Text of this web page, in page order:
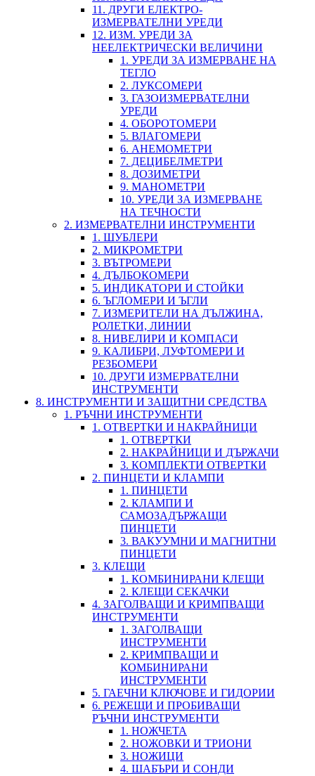
11. ДРУГИ ЕЛЕКТРО-
ИЗМЕРВАТЕЛНИ УРЕДИ
12. ИЗМ. УРЕДИ ЗА
НЕЕЛЕКТРИЧЕСКИ ВЕЛИЧИНИ
1. УРЕДИ ЗА ИЗМЕРВАНЕ НА
ТЕГЛО
2. ЛУКСОМЕРИ
3. ГАЗОИЗМЕРВАТЕЛНИ
УРЕДИ
4. ОБОРОТОМЕРИ
5. ВЛАГОМЕРИ
6. АНЕМОМЕТРИ
7. ДЕЦИБЕЛМЕТРИ
8. ДОЗИМЕТРИ
9. МАНОМЕТРИ
10. УРЕДИ ЗА ИЗМЕРВАНЕ
НА ТЕЧНОСТИ
2. ИЗМЕРВАТЕЛНИ ИНСТРУМЕНТИ
1. ШУБЛЕРИ
2. МИКРОМЕТРИ
3. ВЪТРОМЕРИ
4. ДЪЛБОКОМЕРИ
5. ИНДИКАТОРИ И СТОЙКИ
6. ЪГЛОМЕРИ И ЪГЛИ
7. ИЗМЕРИТЕЛИ НА ДЪЛЖИНА,
РОЛЕТКИ, ЛИНИИ
8. НИВЕЛИРИ И КОМПАСИ
9. КАЛИБРИ, ЛУФТОМЕРИ И
РЕЗБОМЕРИ
10. ДРУГИ ИЗМЕРВАТЕЛНИ
ИНСТРУМЕНТИ
8. ИНСТРУМЕНТИ И ЗАЩИТНИ СРЕДСТВА
1. РЪЧНИ ИНСТРУМЕНТИ
1. ОТВЕРТКИ И НАКРАЙНИЦИ
1. ОТВЕРТКИ
2. НАКРАЙНИЦИ И ДЪРЖАЧИ
3. КОМПЛЕКТИ ОТВЕРТКИ
2. ПИНЦЕТИ И КЛАМПИ
1. ПИНЦЕТИ
2. КЛАМПИ И
САМОЗАДЪРЖАЩИ
ПИНЦЕТИ
3. ВАКУУМНИ И МАГНИТНИ
ПИНЦЕТИ
3. КЛЕЩИ
1. КОМБИНИРАНИ КЛЕЩИ
2. КЛЕЩИ СЕКАЧКИ
4. ЗАГОЛВАЩИ И КРИМПВАЩИ
ИНСТРУМЕНТИ
1. ЗАГОЛВАЩИ
ИНСТРУМЕНТИ
2. КРИМПВАЩИ И
КОМБИНИРАНИ
ИНСТРУМЕНТИ
5. ГАЕЧНИ КЛЮЧОВЕ И ГИДОРИИ
6. РЕЖЕЩИ И ПРОБИВАЩИ
РЪЧНИ ИНСТРУМЕНТИ
1. НОЖЧЕТА
2. НОЖОВКИ И ТРИОНИ
3. НОЖИЦИ
4. ШАБЪРИ И СОНДИ